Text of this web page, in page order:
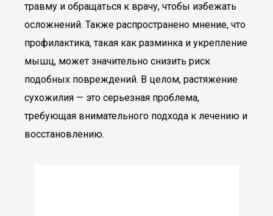
травму и обращаться к врачу, чтобы избежать
осложнений. Также распространено мнение, что
профилактика, такая как разминка и укрепление
мышц, может значительно снизить риск
подобных повреждений. В целом, растяжение
сухожилия — это серьезная проблема,
требующая внимательного подхода к лечению и
восстановлению.